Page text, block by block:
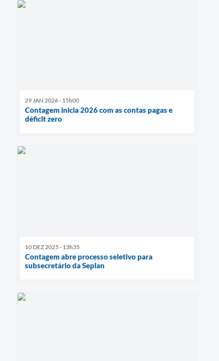
29 JAN 2026 - 15h00
Contagem inicia 2026 com as contas pagas e
déficit zero
10 DEZ 2025 - 13h35
Contagem abre processo seletivo para
subsecretário da Seplan